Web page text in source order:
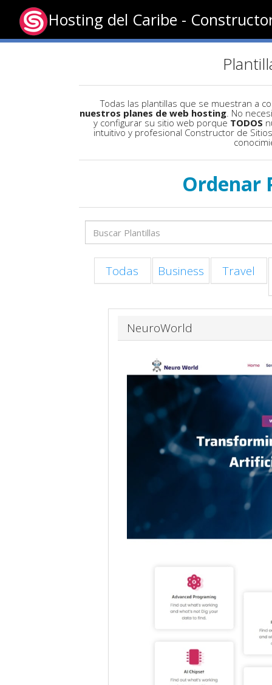
Hosting del Caribe -
Todas las plantillas que se muestran a
nuestros planes de web hosting. No
y configurar su sitio web porque TODOS
intuitivo y profesional Constructor de
Ordenar
Todas Business Travel
NeuroWorld